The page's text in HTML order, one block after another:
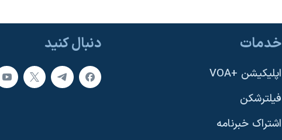
دنبال کنید خدمات
اپلیکیشن +VOA
فیلترشکن
اشتراک خبرنامه